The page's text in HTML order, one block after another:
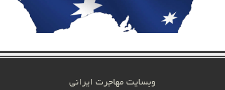
وبسایت مهاجرت ایرانی